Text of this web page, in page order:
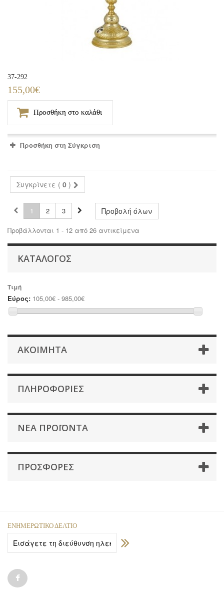
37-292
155,00€
Προσθήκη στο καλάθι
Προσθήκη στη Σύγκριση
Συγκρίνετε ( 0 )
Προβολή όλων
1 2 3
Προβάλλονται 1 - 12 από 26 αντικείμενα
ΚΑΤΆΛΟΓΟΣ
Τιμή
Εύρος: 105,00€ - 985,00€
ΑΚΟΙΜΗΤΑ
ΠΛΗΡΟΦΟΡΊΕΣ
ΝΈΑ ΠΡΟΪΌΝΤΑ
ΠΡΟΣΦΟΡΈΣ
ΕΝΗΜΕΡΩΤΙΚΌ ΔΕΛΤΊΟ